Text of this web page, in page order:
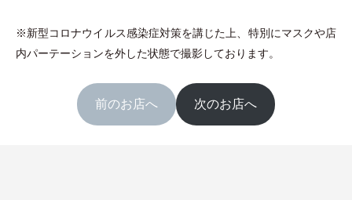
※新型コロナウイルス感染症対策を講じた上、特別にマスクや店
内パーテーションを外した状態で撮影しております。
前のお店へ 次のお店へ